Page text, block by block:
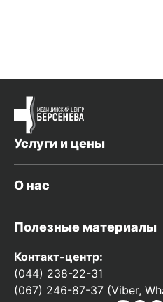
Услуги и цены
О нас
Полезные материалы
Контакт-центр:
(044) 238-22-31
(067) 246-87-37 (Viber,